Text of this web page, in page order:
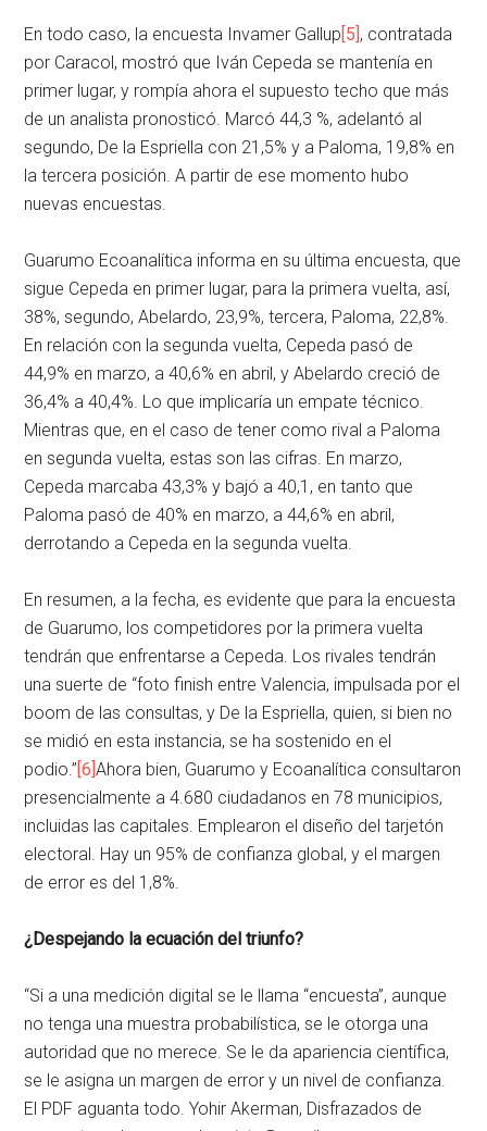
En todo caso, la encuesta Invamer Gallup[5], contratada
por Caracol, mostró que Iván Cepeda se mantenía en
primer lugar, y rompía ahora el supuesto techo que más
de un analista pronosticó. Marcó 44,3 %, adelantó al
segundo, De la Espriella con 21,5% y a Paloma, 19,8% en
la tercera posición. A partir de ese momento hubo
nuevas encuestas.
Guarumo Ecoanalítica informa en su última encuesta, que
sigue Cepeda en primer lugar, para la primera vuelta, así,
38%, segundo, Abelardo, 23,9%, tercera, Paloma, 22,8%.
En relación con la segunda vuelta, Cepeda pasó de
44,9% en marzo, a 40,6% en abril, y Abelardo creció de
36,4% a 40,4%. Lo que implicaría un empate técnico.
Mientras que, en el caso de tener como rival a Paloma
en segunda vuelta, estas son las cifras. En marzo,
Cepeda marcaba 43,3% y bajó a 40,1, en tanto que
Paloma pasó de 40% en marzo, a 44,6% en abril,
derrotando a Cepeda en la segunda vuelta.
En resumen, a la fecha, es evidente que para la encuesta
de Guarumo, los competidores por la primera vuelta
tendrán que enfrentarse a Cepeda. Los rivales tendrán
una suerte de “foto finish entre Valencia, impulsada por el
boom de las consultas, y De la Espriella, quien, si bien no
se midió en esta instancia, se ha sostenido en el
podio.”[6]Ahora bien, Guarumo y Ecoanalítica consultaron
presencialmente a 4.680 ciudadanos en 78 municipios,
incluidas las capitales. Emplearon el diseño del tarjetón
electoral. Hay un 95% de confianza global, y el margen
de error es del 1,8%.
¿Despejando la ecuación del triunfo?
“Si a una medición digital se le llama “encuesta”, aunque
no tenga una muestra probabilística, se le otorga una
autoridad que no merece. Se le da apariencia científica,
se le asigna un margen de error y un nivel de confianza.
El PDF aguanta todo. Yohir Akerman, Disfrazados de